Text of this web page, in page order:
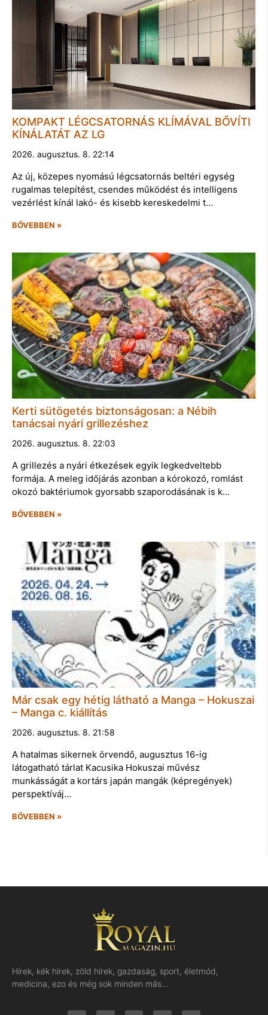
KOMPAKT LÉGCSATORNÁS KLÍMÁVAL BŐVÍTI
KÍNÁLATÁT AZ LG
2026. augusztus. 8. 22:14
Az új, közepes nyomású légcsatornás beltéri egység
rugalmas telepítést, csendes működést és intelligens
vezérlést kínál lakó- és kisebb kereskedelmi t…
BŐVEBBEN »
Kerti sütögetés biztonságosan: a Nébih
tanácsai nyári grillezéshez
2026. augusztus. 8. 22:03
A grillezés a nyári étkezések egyik legkedveltebb
formája. A meleg időjárás azonban a kórokozó, romlást
okozó baktériumok gyorsabb szaporodásának is k…
BŐVEBBEN »
Már csak egy hétig látható a Manga – Hokuszai
– Manga c. kiállítás
2026. augusztus. 8. 21:58
A hatalmas sikernek örvendő, augusztus 16-ig
látogatható tárlat Kacusika Hokuszai művész
munkásságát a kortárs japán mangák (képregények)
perspektíváj…
BŐVEBBEN »
Hírek, kék hírek, zöld hírek, gazdaság, sport, életmód,
medicina, ezo és még sok minden más…